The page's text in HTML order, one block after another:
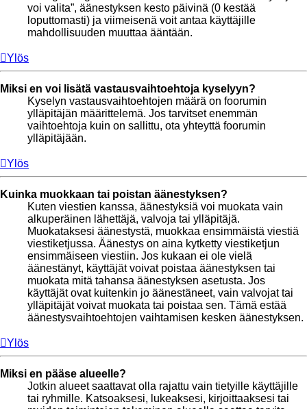
voi valita”, äänestyksen kesto päivinä (0 kestää
loputtomasti) ja viimeisenä voit antaa käyttäjille
mahdollisuuden muuttaa ääntään.
Ylös
Miksi en voi lisätä vastausvaihtoehtoja kyselyyn?
Kyselyn vastausvaihtoehtojen määrä on foorumin
ylläpitäjän määrittelemä. Jos tarvitset enemmän
vaihtoehtoja kuin on sallittu, ota yhteyttä foorumin
ylläpitäjään.
Ylös
Kuinka muokkaan tai poistan äänestyksen?
Kuten viestien kanssa, äänestyksiä voi muokata vain
alkuperäinen lähettäjä, valvoja tai ylläpitäjä.
Muokataksesi äänestystä, muokkaa ensimmäistä viestiä
viestiketjussa. Äänestys on aina kytketty viestiketjun
ensimmäiseen viestiin. Jos kukaan ei ole vielä
äänestänyt, käyttäjät voivat poistaa äänestyksen tai
muokata mitä tahansa äänestyksen asetusta. Jos
käyttäjät ovat kuitenkin jo äänestäneet, vain valvojat tai
ylläpitäjät voivat muokata tai poistaa sen. Tämä estää
äänestysvaihtoehtojen vaihtamisen kesken äänestyksen.
Ylös
Miksi en pääse alueelle?
Jotkin alueet saattavat olla rajattu vain tietyille käyttäjille
tai ryhmille. Katsoaksesi, lukeaksesi, kirjoittaaksesi tai